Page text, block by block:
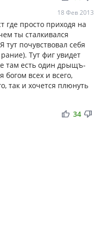
18 Фев 2013
где просто приходя на
ты сталкивался
почувствовал себя
Тут фиг увидет
там есть один дрыщъ-
богом всех и всего,
так и хочется плюнуть
thumb_up thumb_down
34